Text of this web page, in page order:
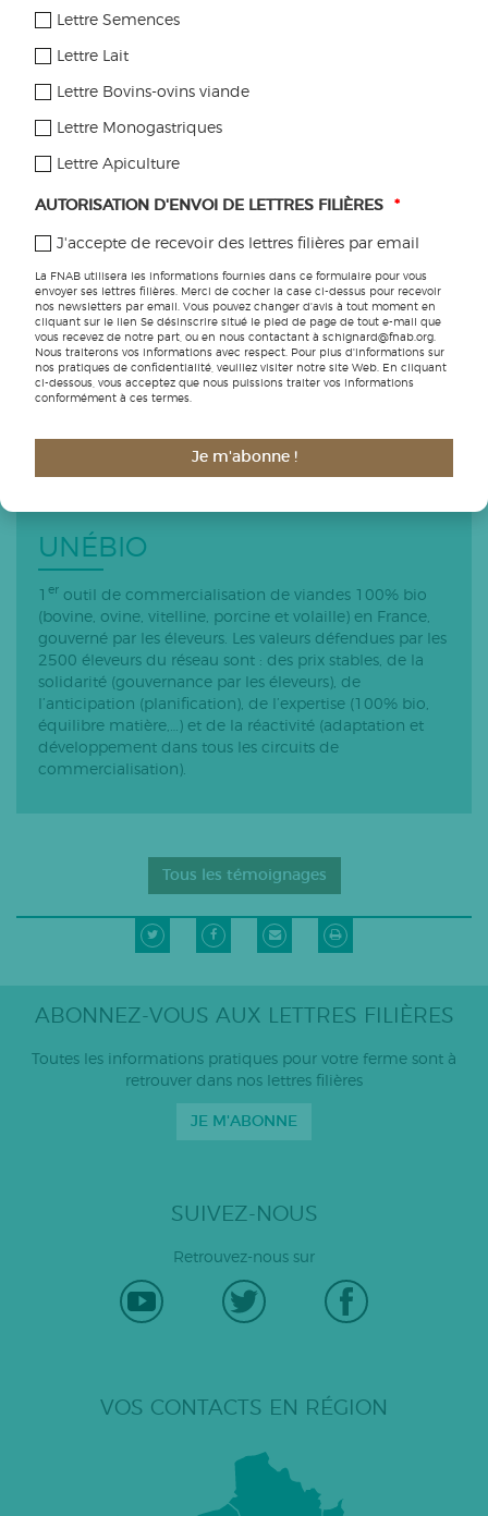
système est bien rôdé. Ça nous apporte une stabilité
physique et morale.
QUE DIRIEZ-VOUS AUX
NOUVEAUX BIOS ET À CEUX QUI
BIO?
Nous aussi, nous avons des mauvaises années avec des
baisses de rendement. Mais le fait d’être en filière permet
d’avoir une stabilité que nous n’avions pas avant. Ainsi, il est
nécessaire de s’impliquer pour voir comment ça se passe.
Certes, on ne peut pas s’impliquer partout mais il faut
s’impliquer un peu dans les filières. Cela nous permet de
moins d’avoir un éclairage sur les problèmes qui peuvent
exister. De plus ça nous motive et ça motive les gens qui
travaillent avec nous (chargés de mission, technicien) !
UNÉBIO
1 er outil de commercialisation de viandes 100% bio
(bovine, ovine, vitelline, porcine et volaille) en France,
gouverné par les éleveurs. Les valeurs défendues par les
2500 éleveurs du réseau sont : des prix stables, de la
solidarité (gouvernance par les éleveurs), de
l’anticipation (planification), de l’expertise (100% bio,
équilibre matière,…) et de la réactivité (adaptation et
développement dans tous les circuits de
commercialisation).
Tous les témoignages
ABONNEZ-VOUS AUX LETTRES FILIÈRES
Toutes les informations pratiques pour votre ferme sont à
retrouver dans nos lettres filières
JE M'ABONNE
SUIVEZ-NOUS
Retrouvez-nous sur
VOS CONTACTS EN RÉGION
Lettre Semences
Lettre Lait
Lettre Bovins-ovins viande
Lettre Monogastriques
Lettre Apiculture
AUTORISATION D'ENVOI DE LETTRES FILIÈRES *
J'accepte de recevoir des lettres filières par email
La FNAB utilisera les informations fournies dans ce formulaire pour vous
envoyer ses lettres filières. Merci de cocher la case ci-dessus pour recevoir
nos newsletters par email. Vous pouvez changer d'avis à tout moment en
cliquant sur le lien Se désinscrire situé le pied de page de tout e-mail que
vous recevez de notre part, ou en nous contactant à schignard@fnab.org.
Nous traiterons vos informations avec respect. Pour plus d'informations sur
nos pratiques de confidentialité, veuillez visiter notre site Web. En cliquant
ci-dessous, vous acceptez que nous puissions traiter vos informations
conformément à ces termes.
Je m'abonne !